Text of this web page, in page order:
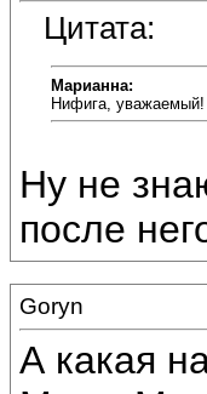
Цитата:
Марианна:
Нифига, уважаемый!
Ну не
после
Goryn
А какая